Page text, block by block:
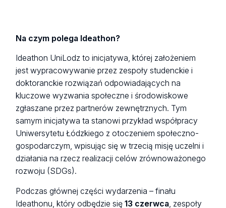
Na czym polega Ideathon?
Ideathon UniLodz to inicjatywa, której założeniem
jest wypracowywanie przez zespoły studenckie i
doktoranckie rozwiązań odpowiadających na
kluczowe wyzwania społeczne i środowiskowe
zgłaszane przez partnerów zewnętrznych. Tym
samym inicjatywa ta stanowi przykład współpracy
Uniwersytetu Łódzkiego z otoczeniem społeczno-
gospodarczym, wpisując się w trzecią misję uczelni i
działania na rzecz realizacji celów zrównoważonego
rozwoju (SDGs).
Podczas głównej części wydarzenia – finału
Ideathonu, który odbędzie się13 czerwca , zespoły